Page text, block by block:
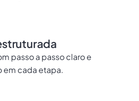
passo a passo claro e
em cada etapa.